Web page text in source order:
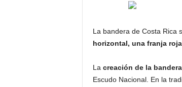
La bandera de Costa Rica
horizontal, una franja
La creación de la bandera
Escudo Nacional. En la